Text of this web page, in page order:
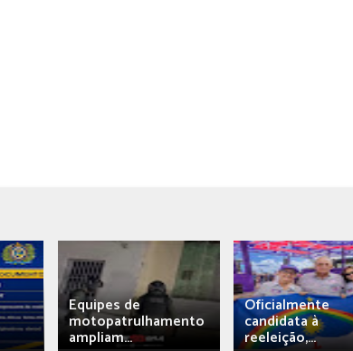
Equipes de
motopatrulhamento
ampliam...
Oficialmente
candidata à
reeleição,...